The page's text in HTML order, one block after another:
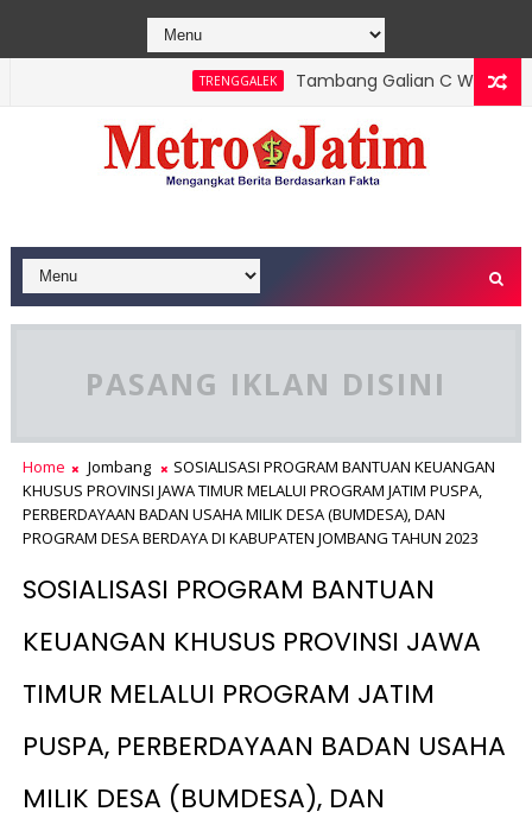
TRENGGALEK
Tambang Galian C Wonorejo
dan Perhutani Patroli Terpadu Serta Edukasi Warga
PASANG IKLAN DISINI
Home Jombang
SOSIALISASI PROGRAM BANTUAN KEUANGAN
KHUSUS PROVINSI JAWA TIMUR MELALUI PROGRAM JATIM PUSPA,
PERBERDAYAAN BADAN USAHA MILIK DESA (BUMDESA), DAN
PROGRAM DESA BERDAYA DI KABUPATEN JOMBANG TAHUN 2023
SOSIALISASI PROGRAM BANTUAN
KEUANGAN KHUSUS PROVINSI JAWA
TIMUR MELALUI PROGRAM JATIM
PUSPA, PERBERDAYAAN BADAN USAHA
MILIK DESA (BUMDESA), DAN